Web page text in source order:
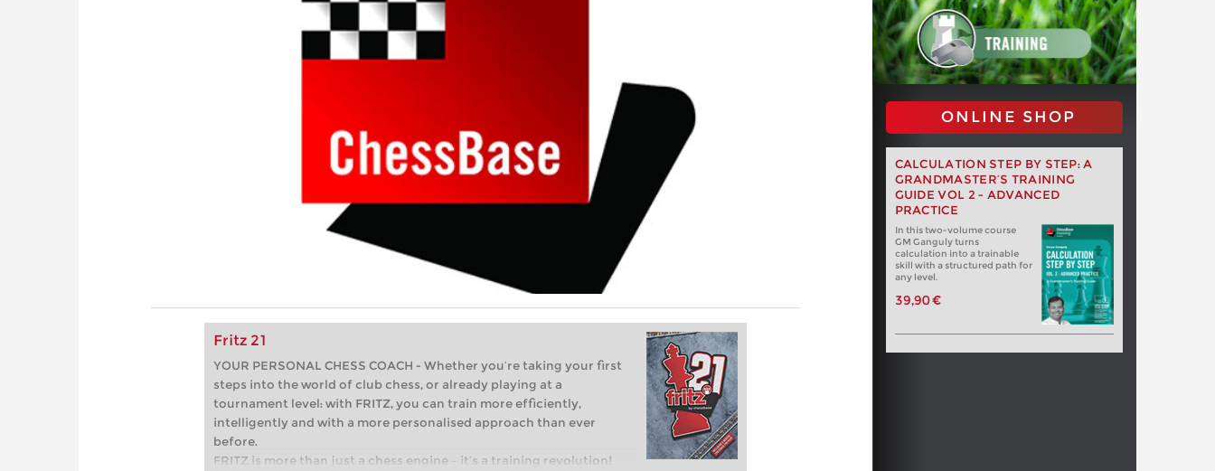
Fritz 21
YOUR PERSONAL CHESS COACH - Whether you’re taking your first
steps into the world of club chess, or already playing at a
tournament level: with FRITZ, you can train more efficiently,
intelligently and with a more personalised approach than ever
before.
FRITZ is more than just a chess engine – it’s a training revolution!
ONLINE SHOP
CALCULATION STEP BY STEP: A
GRANDMASTER’S TRAINING
GUIDE VOL 2 - ADVANCED
PRACTICE
In this two-volume course
GM Ganguly turns
calculation into a trainable
skill with a structured path for
any level.
39,90 €